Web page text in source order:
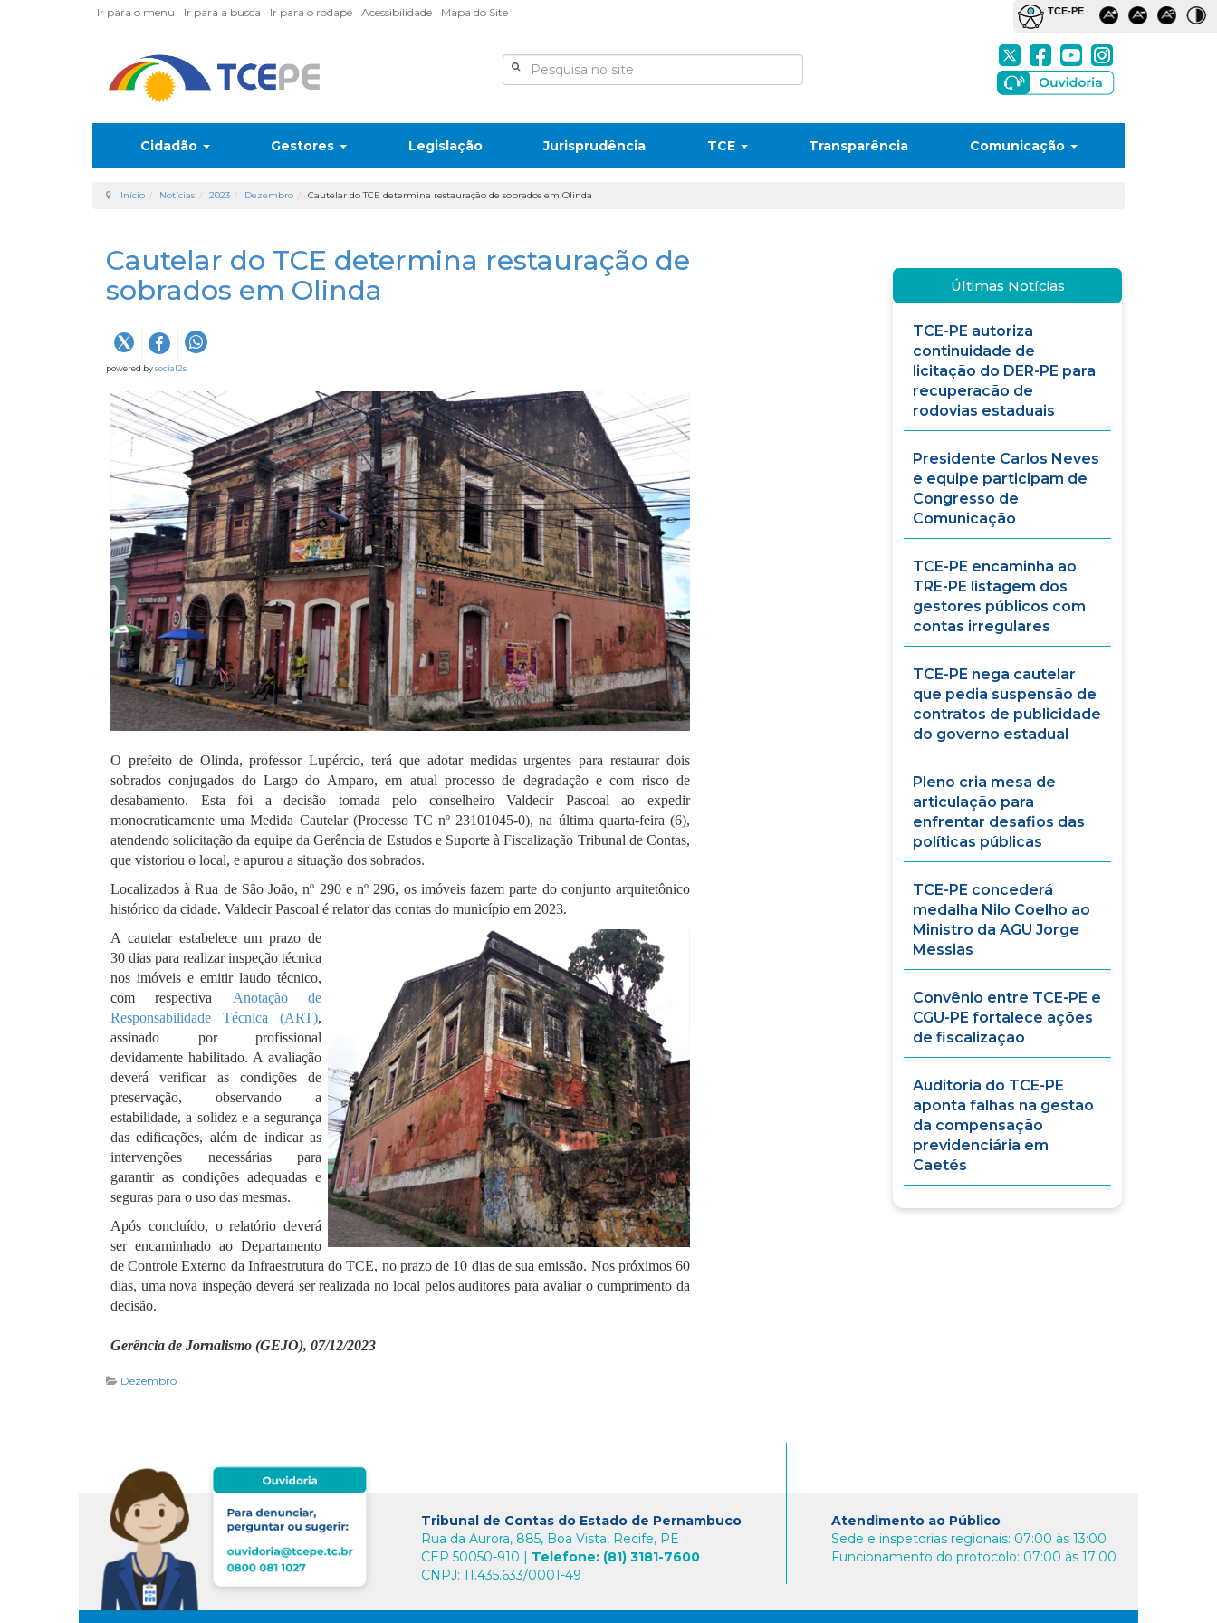
Ir para o menu Ir para a busca Ir para o rodapé Acessibilidade Mapa do Site
Cidadão Gestores Legislação Jurisprudência TCE Transparência Comunicação
Início Notícias 2023 Dezembro Cautelar do TCE determina restauração de sobrados em Olinda
Cautelar do TCE determina restauração de
sobrados em Olinda
powered bysocial2s
O prefeito de Olinda, professor Lupércio, terá que adotar medidas urgentes para restaurar dois
sobrados conjugados do Largo do Amparo, em atual processo de degradação e com risco de
desabamento. Esta foi a decisão tomada pelo conselheiro Valdecir Pascoal ao expedir
monocraticamente uma Medida Cautelar (Processo TC nº 23101045-0), na última quarta-feira (6),
atendendo solicitação da equipe da Gerência de Estudos e Suporte à Fiscalização Tribunal de Contas,
que vistoriou o local, e apurou a situação dos sobrados.
Localizados à Rua de São João, nº 290 e nº 296, os imóveis fazem parte do conjunto arquitetônico
histórico da cidade. Valdecir Pascoal é relator das contas do município em 2023.
A cautelar estabelece um prazo de
30 dias para realizar inspeção técnica
nos imóveis e emitir laudo técnico,
com respectiva Anotação de
Responsabilidade Técnica (ART),
assinado por profissional
devidamente habilitado. A avaliação
deverá verificar as condições de
preservação, observando a
estabilidade, a solidez e a segurança
das edificações, além de indicar as
intervenções necessárias para
garantir as condições adequadas e
seguras para o uso das mesmas.
Após concluído, o relatório deverá
ser encaminhado ao Departamento
de Controle Externo da Infraestrutura do TCE, no prazo de 10 dias de sua emissão. Nos próximos 60
dias, uma nova inspeção deverá ser realizada no local pelos auditores para avaliar o cumprimento da
decisão.
Gerência de Jornalismo (GEJO), 07/12/2023
Dezembro
Últimas Notícias
TCE-PE autoriza
continuidade de
licitação do DER-PE para
recuperacão de
rodovias estaduais
Presidente Carlos Neves
e equipe participam de
Congresso de
Comunicação
TCE-PE encaminha ao
TRE-PE listagem dos
gestores públicos com
contas irregulares
TCE-PE nega cautelar
que pedia suspensão de
contratos de publicidade
do governo estadual
Pleno cria mesa de
articulação para
enfrentar desafios das
políticas públicas
TCE-PE concederá
medalha Nilo Coelho ao
Ministro da AGU Jorge
Messias
Convênio entre TCE-PE e
CGU-PE fortalece ações
de fiscalização
Auditoria do TCE-PE
aponta falhas na gestão
da compensação
previdenciária em
Caetés
Tribunal de Contas do Estado de Pernambuco
Rua da Aurora, 885, Boa Vista, Recife, PE
CEP 50050-910 | Telefone: (81) 3181-7600
CNPJ: 11.435.633/0001-49
Atendimento ao Público
Sede e inspetorias regionais: 07:00 às 13:00
Funcionamento do protocolo: 07:00 às 17:00